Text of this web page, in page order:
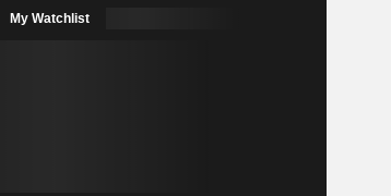
My Watchlist